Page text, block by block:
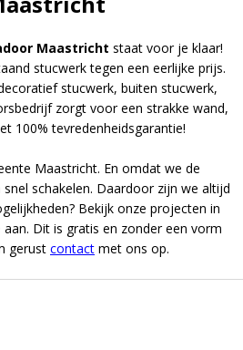
Maastricht staat voor je klaar!
stucwerk tegen een eerlijke prijs.
stucwerk, buiten stucwerk,
zorgt voor een strakke wand,
100% tevredenheidsgarantie!
Maastricht. En omdat we de
schakelen. Daardoor zijn we altijd
Bekijk onze projecten in
Dit is gratis en zonder een vorm
gerust contact met ons op.